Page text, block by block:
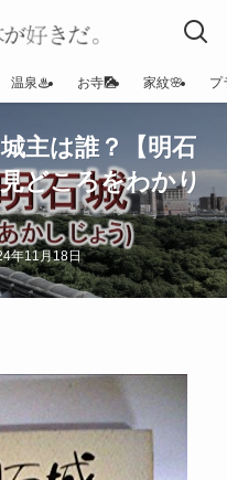
温泉♨ お寺🎑 家紋🌸 プ
主は誰？【明石
どころをわかり
年11月18日